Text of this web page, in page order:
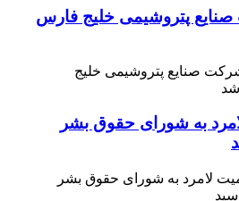
پتروشیمی خلیج فارس
به شورای حقوق بشر